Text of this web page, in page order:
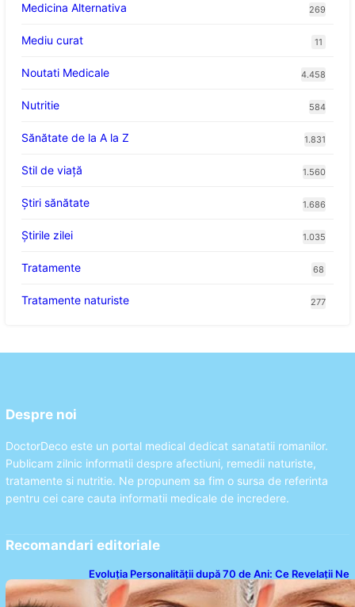
Medicina Alternativa 269
Mediu curat 11
Noutati Medicale 4.458
Nutritie 584
Sănătate de la A la Z 1.831
Stil de viaţă 1.560
Ştiri sănătate 1.686
Știrile zilei 1.035
Tratamente 68
Tratamente naturiste 277
Despre noi
DoctorDeco este un portal medical dedicat sanatatii romanilor.
Publicam zilnic informatii despre afectiuni, remedii naturiste,
tratamente si nutritie. Ne propunem sa fim o sursa de referinta
pentru cei care cauta informatii medicale de incredere.
Recomandari editoriale
Evoluția Personalității după 70 de Ani: Ce Revelații Ne
Oferă Studiile Psihologice